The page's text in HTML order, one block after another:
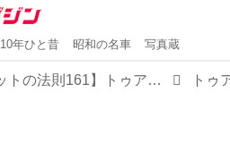
10年ひと昔 昭和の名車 写真蔵
【ヒットの法則161】トゥアレグ／ポロ／ニュービートルの同時試乗でわかったフォルクスワーゲンの神髄